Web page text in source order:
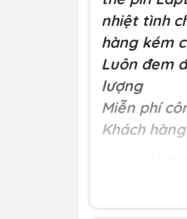
nhiệt tình
hàng kém
Luôn đem
lượng
Miễn phí
Khách
Bảo
phát